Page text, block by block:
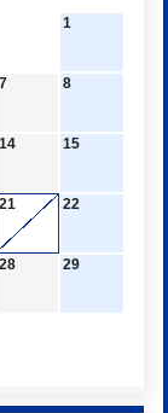
1
7 8
14 15
21 22
28 29